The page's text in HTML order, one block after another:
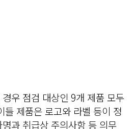
우 점검 대상인 9개 제품 모두
들 제품은 로고와 라벨 등이 정
과 취급상 주의사항 등 의무